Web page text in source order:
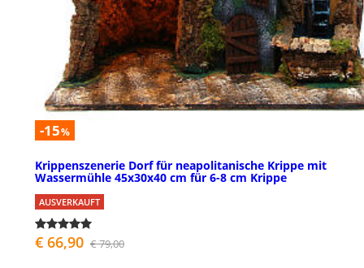
-15%
Krippenszenerie Dorf für neapolitanische Krippe mit
Wassermühle 45x30x40 cm für 6-8 cm Krippe
AUSVERKAUFT
€ 66,90 € 79,00